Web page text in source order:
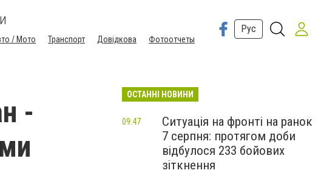
/ Мото Транспорт Довідкова Фотоотчеты
Рус
-
ОСТАННІ НОВИНИ
Ситуація на фронті на ранок
7 серпня: протягом доби
відбулося 233 бойових
зіткнення
09:47